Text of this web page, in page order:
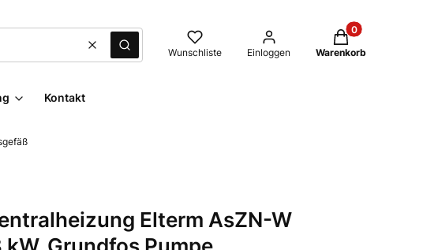
Zurücksetzen
Suchen Wunschliste Einloggen
Produkte im
Warenkorb
Kontakt
Elterm AsZN-W